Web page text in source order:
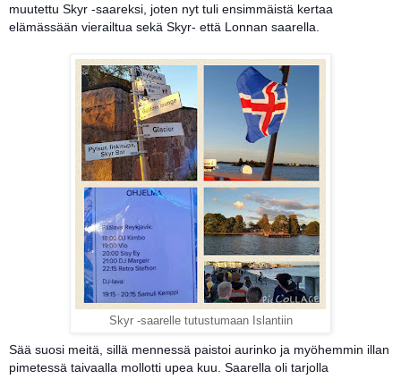
muutettu Skyr -saareksi, joten nyt tuli ensimmäistä kertaa
elämässään vierailtua sekä Skyr- että Lonnan saarella.
Skyr -saarelle tutustumaan Islantiin
Sää suosi meitä, sillä mennessä paistoi aurinko ja myöhemmin illan
pimetessä taivaalla mollotti upea kuu. Saarella oli tarjolla